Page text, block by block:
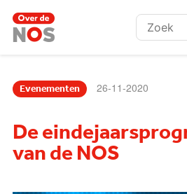
Zoeken:
Evenementen 26-11-2020
De
van de NOS